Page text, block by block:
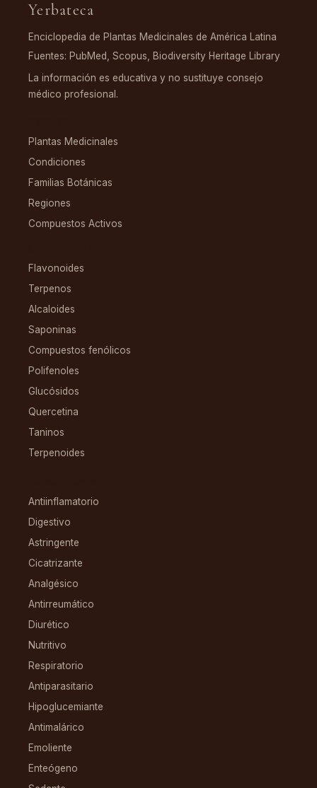
Yerbateca
Enciclopedia de Plantas Medicinales de América Latina
Fuentes: PubMed, Scopus, Biodiversity Heritage Library
La información es educativa y no sustituye consejo
médico profesional.
Plantas Medicinales
Condiciones
Familias Botánicas
Regiones
Compuestos Activos
Flavonoides
Terpenos
Alcaloides
Saponinas
Compuestos fenólicos
Polifenoles
Glucósidos
Quercetina
Taninos
Terpenoides
Antiinflamatorio
Digestivo
Astringente
Cicatrizante
Analgésico
Antirreumático
Diurético
Nutritivo
Respiratorio
Antiparasitario
Hipoglucemiante
Antimalárico
Emoliente
Enteógeno